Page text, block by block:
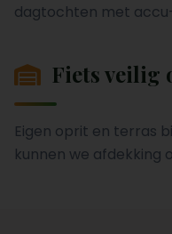
dagtochten met
Fiets veilig
Eigen oprit en terras
kunnen we afdekking